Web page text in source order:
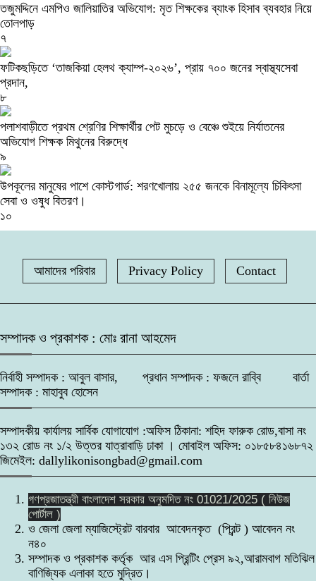
তজুমদ্দিনে এমপিও জালিয়াতির অভিযোগ: মৃত শিক্ষকের ব্যাংক হিসাব ব্যবহার নিয়ে
তোলপাড়
৭
ফটিকছড়িতে ‘তাজকিয়া হেলথ ক্যাম্প-২০২৬’, প্রায় ৭০০ জনের স্বাস্থ্যসেবা
প্রদান,
৮
পলাশবাড়ীতে প্রথম শ্রেণির শিক্ষার্থীর পেট মুচড়ে ও বেঞ্চে শুইয়ে নির্যাতনের
অভিযোগ শিক্ষক মিথুনের বিরুদ্ধে
৯
উপকূলের মানুষের পাশে কোস্টগার্ড: শরণখোলায় ২৫৫ জনকে বিনামূল্যে চিকিৎসা
সেবা ও ওষুধ বিতরণ।
১০
আমাদের পরিবার Privacy Policy Contact
সম্পাদক ও প্রকাশক : মোঃ রানা আহমেদ
নির্বাহী সম্পাদক : আবুল বাসার, প্রধান সম্পাদক : ফজলে রাব্বি বার্তা
সম্পাদক : মাহাবুব হোসেন
সম্পাদকীয় কার্যালয় সার্বিক যোগাযোগ :অফিস ঠিকানা: শহিদ ফারুক রোড,বাসা নং
১৩২ রোড নং ১/২ উত্তর যাত্রাবাড়ি ঢাকা । মোবাইল অফিস: ০১৮৫৮৪১৬৮৭২
জিমেইল: dallylikonisongbad@gmail.com
গণপ্রজাতন্ত্রী বাংলাদেশ সরকার অনুমদিত নং 01021/2025 ( নিউজ
পোর্টাল )
ও জেলা জেলা ম্যাজিস্ট্রেট বারবার আবেদনকৃত (প্রিন্ট ) আবেদন নং
ন৪০
সম্পাদক ও প্রকাশক কর্তৃক আর এস প্রিন্টিং প্রেস ৯২,আরামবাগ মতিঝিল
বাণিজ্যিক এলাকা হতে মুদ্রিত।